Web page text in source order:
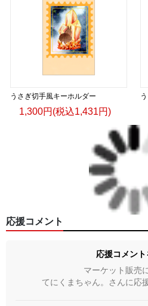
うさぎ切手風キーホルダー
1,300円(税込1,431円)
応援コメント
応援コメン
マーケット販売
てにくまちゃん。さんに応